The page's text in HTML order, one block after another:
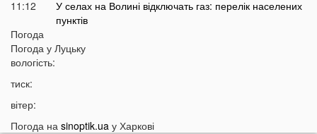
11:12
У селах на Волині відключать газ: перелік населених
пунктів
10:56
10:43
Погода
Погода у Луцьку
вологість:
тиск:
вітер:
Погода на sinoptik.ua у Харкові